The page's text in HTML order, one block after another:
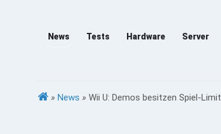
News Tests Hardware Server
» News » Wii U: Demos besitzen Spiel-Limit